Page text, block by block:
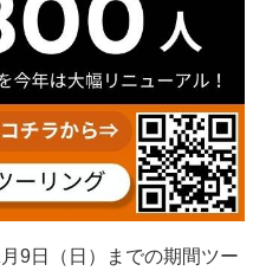
9日（日）までの期間ツー